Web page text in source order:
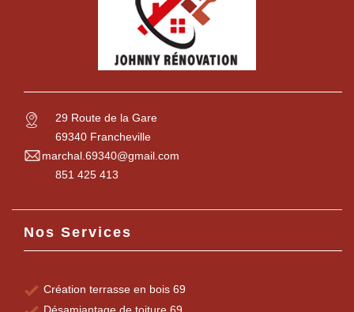
29 Route de la Gare
69340 Francheville
marchal.69340@gmail.com
851 425 413
Nos Services
Création terrasse en bois 69